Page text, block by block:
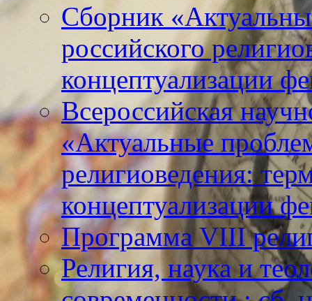
Сборник
российского
концептуализации
Всероссийская
«Актуальные
религиоведения:
концептуализации
Программа VIII
Религия, наука и